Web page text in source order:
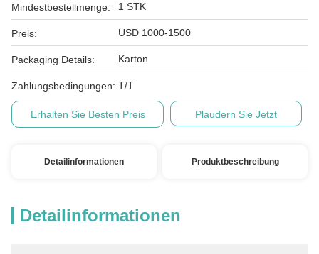
Mindestbestellmenge: 1 STK
Preis: USD 1000-1500
Packaging Details: Karton
Zahlungsbedingungen: T/T
Erhalten Sie Besten Preis Plaudern Sie Jetzt
Detailinformationen Produktbeschreibung
Detailinformationen